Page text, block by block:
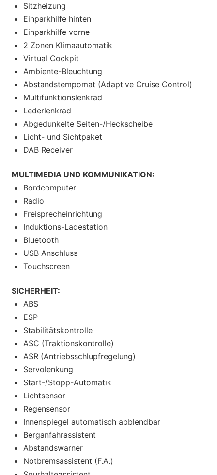
Sitzheizung
Einparkhilfe hinten
Einparkhilfe vorne
2 Zonen Klimaautomatik
Virtual Cockpit
Ambiente-Bleuchtung
Abstandstempomat (Adaptive Cruise Control)
Multifunktionslenkrad
Lederlenkrad
Abgedunkelte Seiten-/Heckscheibe
Licht- und Sichtpaket
DAB Receiver
MULTIMEDIA UND KOMMUNIKATION:
Bordcomputer
Radio
Freisprecheinrichtung
Induktions-Ladestation
Bluetooth
USB Anschluss
Touchscreen
SICHERHEIT:
ABS
ESP
Stabilitätskontrolle
ASC (Traktionskontrolle)
ASR (Antriebsschlupfregelung)
Servolenkung
Start-/Stopp-Automatik
Lichtsensor
Regensensor
Innenspiegel automatisch abblendbar
Berganfahrassistent
Abstandswarner
Notbremsassistent (F.A.)